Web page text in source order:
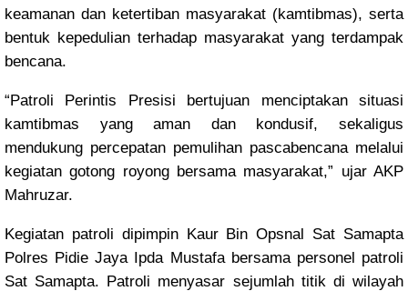
keamanan dan ketertiban masyarakat (kamtibmas), serta
bentuk kepedulian terhadap masyarakat yang terdampak
bencana.
“Patroli Perintis Presisi bertujuan menciptakan situasi
kamtibmas yang aman dan kondusif, sekaligus
mendukung percepatan pemulihan pascabencana melalui
kegiatan gotong royong bersama masyarakat,” ujar AKP
Mahruzar.
Kegiatan patroli dipimpin Kaur Bin Opsnal Sat Samapta
Polres Pidie Jaya Ipda Mustafa bersama personel patroli
Sat Samapta. Patroli menyasar sejumlah titik di wilayah